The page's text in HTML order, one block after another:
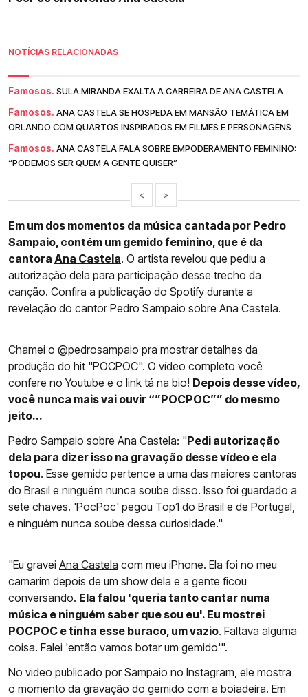
NOTÍCIAS RELACIONADAS
Famosos. SULA MIRANDA EXALTA A CARREIRA DE ANA CASTELA
Famosos. ANA CASTELA SE HOSPEDA EM MANSÃO TEMÁTICA EM
ORLANDO COM QUARTOS INSPIRADOS EM FILMES E PERSONAGENS
Famosos. ANA CASTELA FALA SOBRE EMPODERAMENTO FEMININO:
“PODEMOS SER QUEM A GENTE QUISER”
< >
Em um dos momentos da música cantada por Pedro
Sampaio, contém um gemido feminino, que é da
cantora Ana Castela. O artista revelou que pediu a
autorização dela para participação desse trecho da
canção. Confira a publicação do Spotify durante a
revelação do cantor Pedro Sampaio sobre Ana Castela.
Chamei o @pedrosampaio pra mostrar detalhes da
produção do hit "POCPOC". O vídeo completo você
confere no Youtube e o link tá na bio! Depois desse vídeo,
você nunca mais vai ouvir “”POCPOC”” do mesmo
jeito...
Pedro Sampaio sobre Ana Castela: "Pedi autorização
dela para dizer isso na gravação desse vídeo e ela
topou. Esse gemido pertence a uma das maiores cantoras
do Brasil e ninguém nunca soube disso. Isso foi guardado a
sete chaves. 'PocPoc' pegou Top1 do Brasil e de Portugal,
e ninguém nunca soube dessa curiosidade."
"Eu gravei Ana Castela com meu iPhone. Ela foi no meu
camarim depois de um show dela e a gente ficou
conversando. Ela falou 'queria tanto cantar numa
música e ninguém saber que sou eu'. Eu mostrei
POCPOC e tinha esse buraco, um vazio. Faltava alguma
coisa. Falei 'então vamos botar um gemido'".
No video publicado por Sampaio no Instagram, ele mostra
o momento da gravação do gemido com a boiadeira. Em